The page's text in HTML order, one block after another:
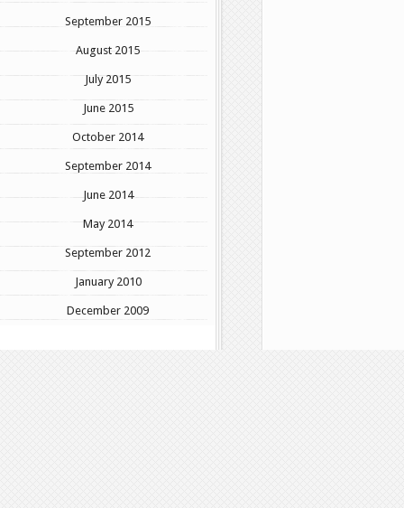
September 2015
August 2015
July 2015
June 2015
October 2014
September 2014
June 2014
May 2014
September 2012
January 2010
December 2009